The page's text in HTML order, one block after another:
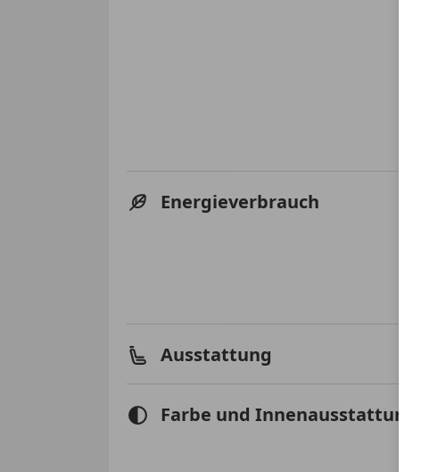
Energieverbrauch
Ausstattung
Farbe und Innenausstattung